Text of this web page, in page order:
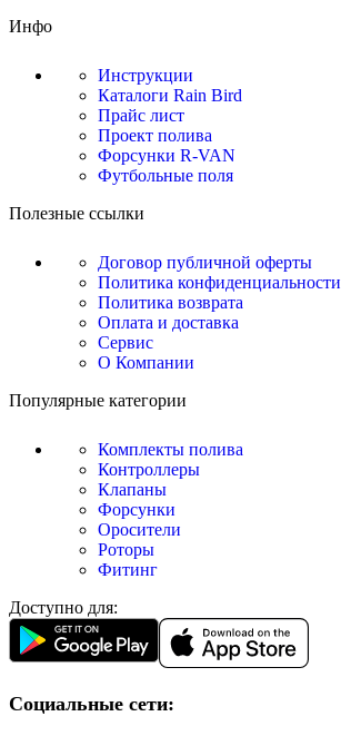
Инфо
Инструкции
Каталоги Rain Bird
Прайс лист
Проект полива
Форсунки R-VAN
Футбольные поля
Полезные ссылки
Договор публичной оферты
Политика конфиденциальности
Политика возврата
Оплата и доставка
Сервис
О Компании
Популярные категории
Комплекты полива
Контроллеры
Клапаны
Форсунки
Оросители
Роторы
Фитинг
Доступно для:
Социальные сети: